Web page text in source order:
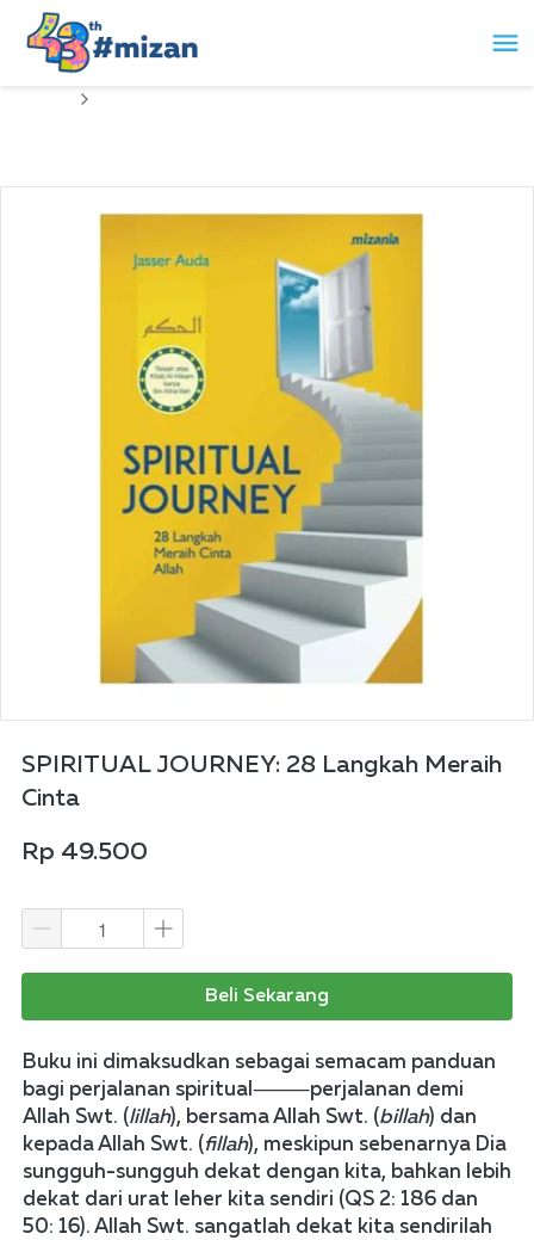
SPIRITUAL JOURNEY: 28 Langkah Meraih
Cinta
Rp 49.500
Beli Sekarang
Buku ini dimaksudkan sebagai semacam panduan
bagi perjalanan spiritual⸻perjalanan demi
Allah Swt. (lillah), bersama Allah Swt. (billah) dan
kepada Allah Swt. (fillah), meskipun sebenarnya Dia
sungguh-sungguh dekat dengan kita, bahkan lebih
dekat dari urat leher kita sendiri (QS 2: 186 dan
50: 16). Allah Swt. sangatlah dekat kita sendirilah